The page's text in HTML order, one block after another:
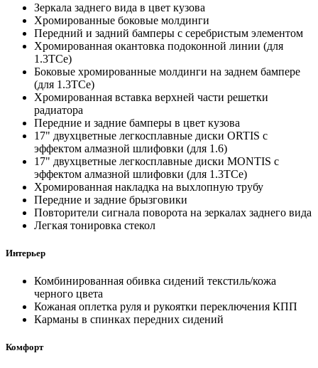
Зеркала заднего вида в цвет кузова
Хромированные боковые молдинги
Передний и задний бамперы с серебристым элементом
Хромированная окантовка подоконной линии (для
1.3TCe)
Боковые хромированные молдинги на заднем бампере
(для 1.3TCe)
Хромированная вставка верхней части решетки
радиатора
Передние и задние бамперы в цвет кузова
17" двухцветные легкосплавные диски ORTIS с
эффектом алмазной шлифовки (для 1.6)
17" двухцветные легкосплавные диски MONTIS с
эффектом алмазной шлифовки (для 1.3TCe)
Хромированная накладка на выхлопную трубу
Передние и задние брызговики
Повторители сигнала поворота на зеркалах заднего вида
Легкая тонировка стекол
Интерьер
Комбинированная обивка сидений текстиль/кожа
черного цвета
Кожаная оплетка руля и рукоятки переключения КПП
Карманы в спинках передних сидений
Комфорт